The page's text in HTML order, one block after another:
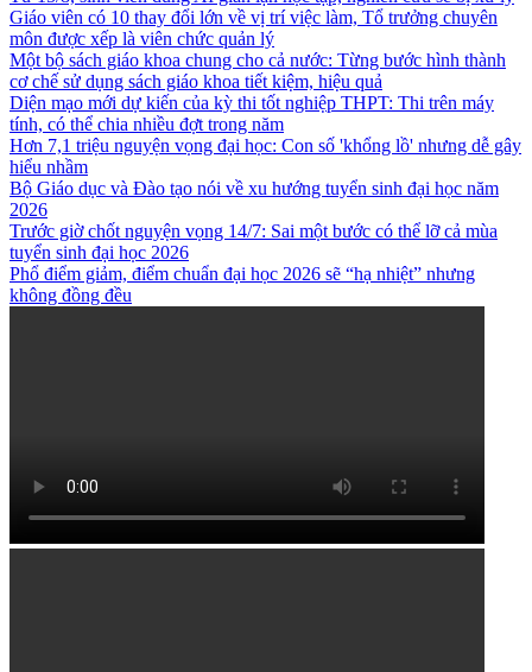
Giáo viên có 10 thay đổi lớn về vị trí việc làm, Tổ trưởng chuyên
môn được xếp là viên chức quản lý
Một bộ sách giáo khoa chung cho cả nước: Từng bước hình thành
cơ chế sử dụng sách giáo khoa tiết kiệm, hiệu quả
Diện mạo mới dự kiến của kỳ thi tốt nghiệp THPT: Thi trên máy
tính, có thể chia nhiều đợt trong năm
Hơn 7,1 triệu nguyện vọng đại học: Con số 'khổng lồ' nhưng dễ gây
hiểu nhầm
Bộ Giáo dục và Đào tạo nói về xu hướng tuyển sinh đại học năm
2026
Trước giờ chốt nguyện vọng 14/7: Sai một bước có thể lỡ cả mùa
tuyển sinh đại học 2026
Phổ điểm giảm, điểm chuẩn đại học 2026 sẽ “hạ nhiệt” nhưng
không đồng đều